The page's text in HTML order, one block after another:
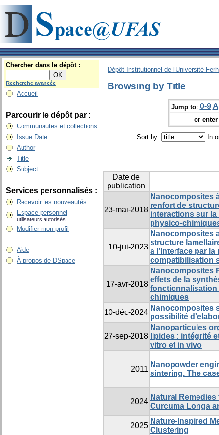
Chercher dans le dépôt :
Recherche avancée
Accueil
Parcourir le dépôt par :
Communautés et collections
Issue Date
Author
Title
Subject
Services personnalisés :
Recevoir les nouveautés
Espace personnel
utilisateurs autorisés
Modifier mon profil
Aide
À propos de DSpace
Dépôt Institutionnel de l'Université
Browsing by Title
Jump to: 0-9 A
or
Sort by: In
Date de
publication
23-mai-2018
Nanocomposites
renfort de
interactions sur
physico-
10-jui-2023
Nanocomposites
structure
a l’interface par
compatibilisation
17-avr-2018
Nanocomposites
effets de la
fonctionnalisation
chimiques
10-déc-2024
Nanocomposites
possibilité
27-sep-2018
Nanoparticules
lipides : intégrité
vitro et in vivo
2011
Nanopowder
sintering. The
2024
Natural
Curcuma Longa
2025
Nature-Inspired
Clustering